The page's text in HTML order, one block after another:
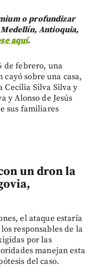
o profundizar
Antioquia,
aquí.
de febrero, una
sobre una casa,
Cecilia Silva Silva y
y Alonso de Jesús
sus familiares
un dron la
el ataque estaría
responsables de la
por las
manejan esta
del caso.